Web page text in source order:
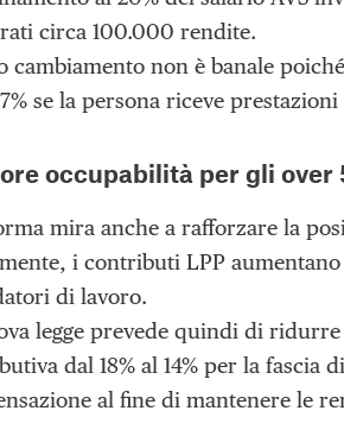
circa 100.000 rendite.
cambiamento non è banale
se la persona riceve
occupabilità per gli over
mira anche a rafforzare la
i contributi LPP
di lavoro.
legge prevede quindi di
dal 18% al 14% per la fascia
al fine di mantenere le